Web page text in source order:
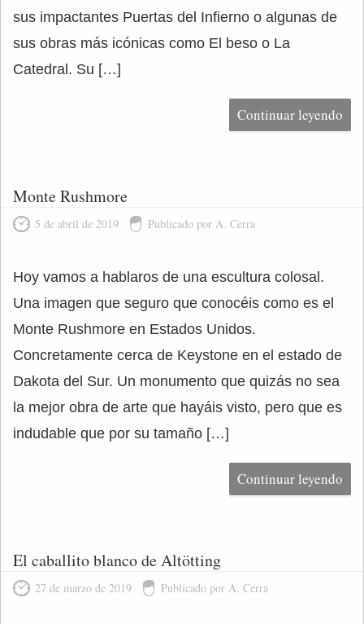
sus impactantes Puertas del Infierno o algunas de
sus obras más icónicas como El beso o La
Catedral. Su […]
Continuar leyendo
Monte Rushmore
5 de abril de 2019 Publicado por A. Cerra
Hoy vamos a hablaros de una escultura colosal.
Una imagen que seguro que conocéis como es el
Monte Rushmore en Estados Unidos.
Concretamente cerca de Keystone en el estado de
Dakota del Sur. Un monumento que quizás no sea
la mejor obra de arte que hayáis visto, pero que es
indudable que por su tamaño […]
Continuar leyendo
El caballito blanco de Altötting
27 de marzo de 2019 Publicado por A. Cerra